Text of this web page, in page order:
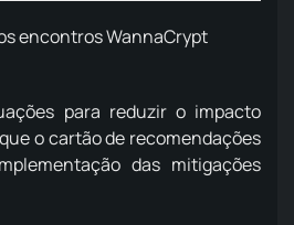
encontros WannaCrypt
para reduzir o impacto
o cartão de recomendações
das mitigações